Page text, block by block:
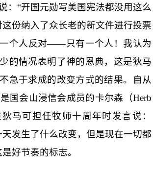
：“开国元勋写美国宪法都没用这么
这份纳入了众长老的新文件进行投票
个人反对——只有一个人！我认为
的情况表明了神的恩典，这是狄马
急于求成的改变方式的结果。自从
国会山浸信会成员的卡尔森（Herb
马可担任牧师十周年时发言说：
天发生了什么改变，但是现在一切都
好节奏的标志。